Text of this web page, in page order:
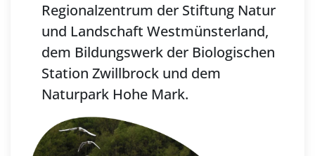
Regionalzentrum der Stiftung Natur
und Landschaft Westmünsterland,
dem Bildungswerk der Biologischen
Station Zwillbrock und dem
Naturpark Hohe Mark.